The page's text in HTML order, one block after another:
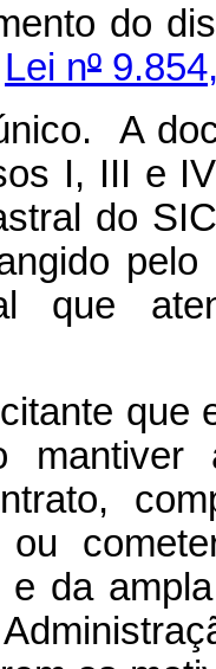
do
Lei nº
A
I, III e
do
que
que
ou
da